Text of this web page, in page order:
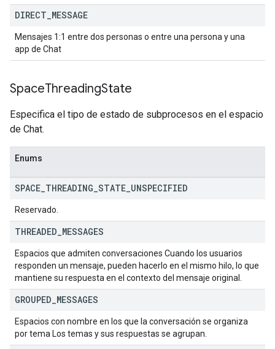
DIRECT MESSAGE
Mensajes 1:1 entre dos personas o entre una persona y una
app de Chat
SpaceThreadingState
Especifica el tipo de estado de subprocesos en el espacio
de Chat.
Enums
SPACE THREADING STATE UNSPECIFIED
Reservado.
THREADED MESSAGES
Espacios que admiten conversaciones Cuando los usuarios
responden un mensaje, pueden hacerlo en el mismo hilo, lo que
mantiene su respuesta en el contexto del mensaje original.
GROUPED MESSAGES
Espacios con nombre en los que la conversación se organiza
por tema Los temas y sus respuestas se agrupan.